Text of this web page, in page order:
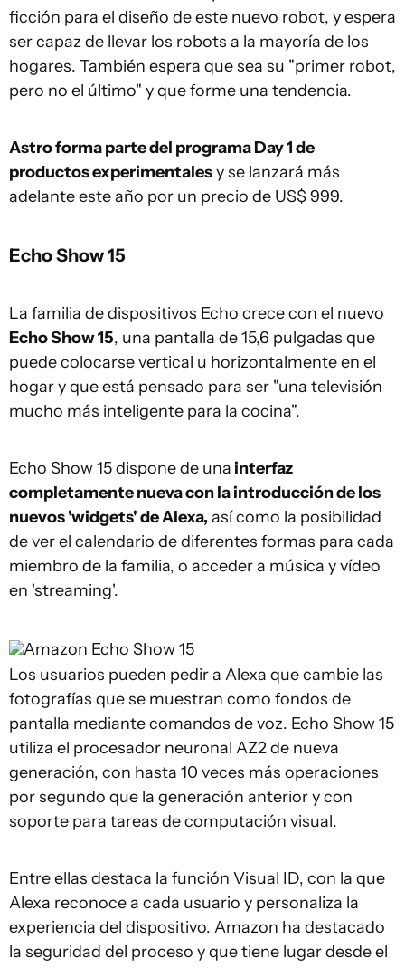
ficción para el diseño de este nuevo robot, y espera
ser capaz de llevar los robots a la mayoría de los
hogares. También espera que sea su "primer robot,
pero no el último" y que forme una tendencia.
Astro forma parte del programa Day 1 de
productos experimentalesy se lanzará más
adelante este año por un precio de US$ 999.
Echo Show 15
La familia de dispositivos Echo crece con el nuevo
Echo Show 15, una pantalla de 15,6 pulgadas que
puede colocarse vertical u horizontalmente en el
hogar y que está pensado para ser "una televisión
mucho más inteligente para la cocina".
Echo Show 15 dispone de una interfaz
completamente nueva con la introducción de los
nuevos 'widgets' de Alexa, así como la posibilidad
de ver el calendario de diferentes formas para cada
miembro de la familia, o acceder a música y vídeo
en 'streaming'.
Amazon Echo Show 15
Los usuarios pueden pedir a Alexa que cambie las
fotografías que se muestran como fondos de
pantalla mediante comandos de voz. Echo Show 15
utiliza el procesador neuronal AZ2 de nueva
generación, con hasta 10 veces más operaciones
por segundo que la generación anterior y con
soporte para tareas de computación visual.
Entre ellas destaca la función Visual ID, con la que
Alexa reconoce a cada usuario y personaliza la
experiencia del dispositivo. Amazon ha destacado
la seguridad del proceso y que tiene lugar desde el